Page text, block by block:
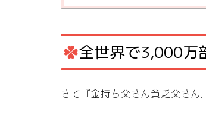
全世界で3,000万
さて『金持ち父さん貧乏父さん